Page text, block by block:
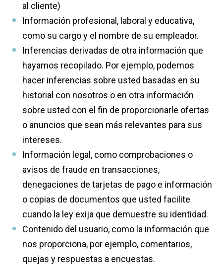
al cliente)
Información profesional, laboral y educativa,
como su cargo y el nombre de su empleador.
Inferencias derivadas de otra información que
hayamos recopilado. Por ejemplo, podemos
hacer inferencias sobre usted basadas en su
historial con nosotros o en otra información
sobre usted con el fin de proporcionarle ofertas
o anuncios que sean más relevantes para sus
intereses.
Información legal, como comprobaciones o
avisos de fraude en transacciones,
denegaciones de tarjetas de pago e información
o copias de documentos que usted facilite
cuando la ley exija que demuestre su identidad.
Contenido del usuario, como la información que
nos proporciona, por ejemplo, comentarios,
quejas y respuestas a encuestas.